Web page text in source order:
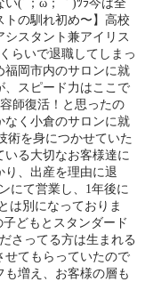
(´；ω；｀)ﾂﾗ今は全
トの馴れ初め〜】高校
スタント兼アイリス
らいで退職してしまっ
福岡市内のサロンに就
、スピード力はここで
師復活！と思ったの
なく小倉のサロンに就
術を身につかせていた
いる大切なお客様達に
り、出産を理由に退
にて営業し、1年後に
は別になっておりま
どもとスタンダード
さってる方は生まれる
せてもらっていたので
増え、お客様の層も